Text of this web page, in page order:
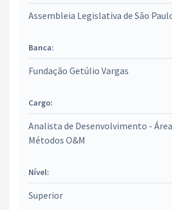
Assembleia Legislativa de São
Banca:
Fundação Getúlio Vargas
Cargo:
Analista de Desenvolvimento -
Métodos O&M
Nível:
Superior